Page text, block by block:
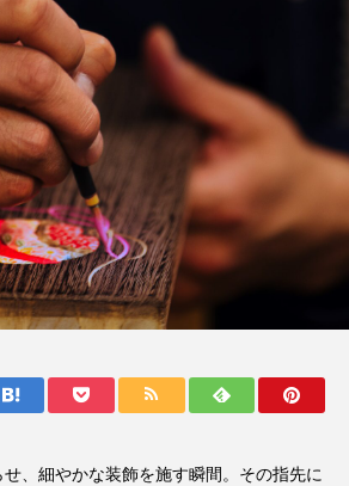
、細やかな装飾を施す瞬間。その指先に